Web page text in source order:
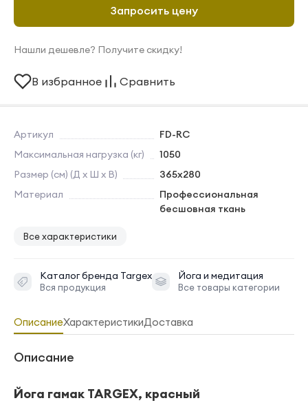
Артикул
FD-RC
Максимальная нагрузка (кг)
1050
Размер (см) (Д х Ш х В)
365х280
Материал
Профессиональная
бесшовная ткань
Все характеристики
Каталог бренда Targex
Вся продукция
Йога и медитация
Все товары категории
Запросить цену
Нашли дешевле? Получите скидку!
В избранное Сравнить
ОписаниеХарактеристикиДоставка
Описание
Йога гамак TARGEX, красный